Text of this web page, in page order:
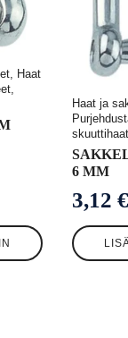
Haat
Haat ja
6 MM
3,12€